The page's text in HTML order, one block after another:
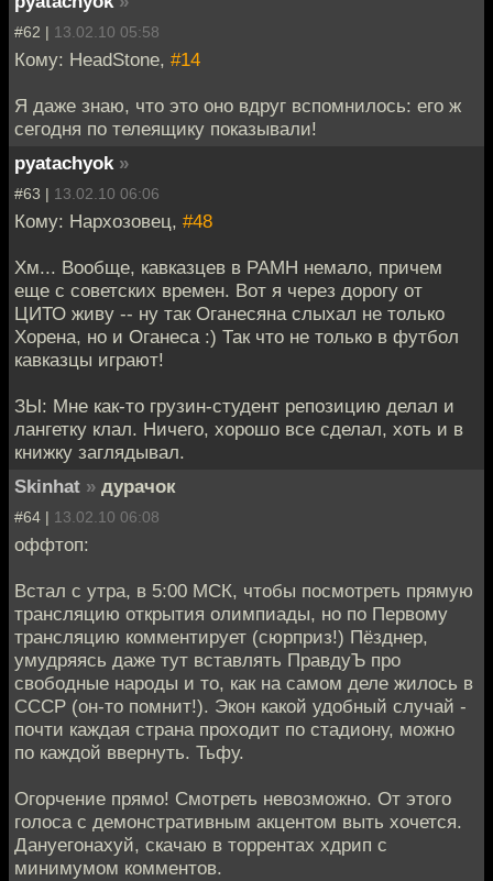
#62 | 13.02.10 05:58
Кому: HeadStone, #14
Я даже знаю, что это оно вдруг вспомнилось: его ж
сегодня по телеящику показывали!
pyatachyok »
#63 | 13.02.10 06:06
Кому: Нархозовец, #48
Хм... Вообще, кавказцев в РАМН немало, причем
еще с советских времен. Вот я через дорогу от
ЦИТО живу -- ну так Оганесяна слыхал не только
Хорена, но и Оганеса :) Так что не только в футбол
кавказцы играют!
ЗЫ: Мне как-то грузин-студент репозицию делал и
лангетку клал. Ничего, хорошо все сделал, хоть и в
книжку заглядывал.
Skinhat » дурачок
#64 | 13.02.10 06:08
оффтоп:
Встал с утра, в 5:00 МСК, чтобы посмотреть прямую
трансляцию открытия олимпиады, но по Первому
трансляцию комментирует (сюрприз!) Пёзднер,
умудряясь даже тут вставлять ПравдуЪ про
свободные народы и то, как на самом деле жилось в
СССР (он-то помнит!). Экон какой удобный случай -
почти каждая страна проходит по стадиону, можно
по каждой ввернуть. Тьфу.
Огорчение прямо! Смотреть невозможно. От этого
голоса с демонстративным акцентом выть хочется.
Дануегонахуй, скачаю в торрентах хдрип с
минимумом комментов.